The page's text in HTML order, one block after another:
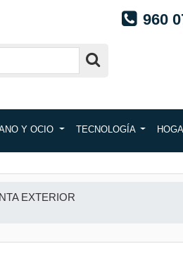
960
Y OCIO TECNOLOGÍA
EXTERIOR